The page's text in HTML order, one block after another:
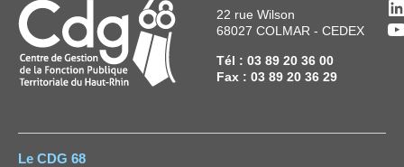
22 rue Wilson
68027 COLMAR - CEDEX
Tél : 03 89 20 36 00
Fax : 03 89 20 36 29
Le CDG 68